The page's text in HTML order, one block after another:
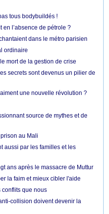
tous bodybuildés !
l’absence de pétrole ?
dans le métro parisien
ordinaire
mort de la gestion de crise
secrets sont devenus un pilier de
une nouvelle révolution ?
source de mythes et de
au Mali
aussi par les familles et les
ans après le massacre de Muttur
la faim et mieux cibler l'aide
conflits que nous
collision doivent devenir la